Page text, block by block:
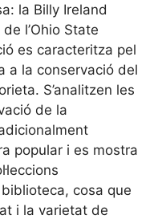
la Billy Ireland
l’Ohio State
es caracteritza pel
a la conservació del
S’analitzen les
de la
popular i es mostra
cosa que
i la varietat de